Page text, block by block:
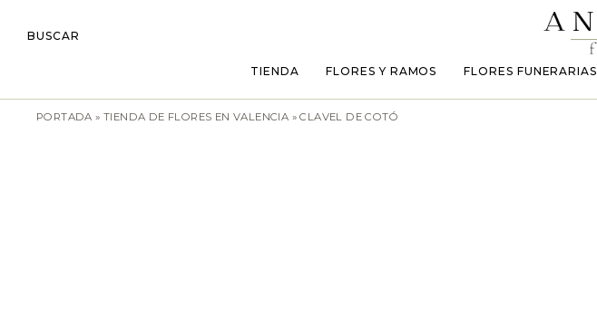
BUSCAR
TIENDA FLORES Y RAMOS FLORES FUNERARIAS
PORTADA »TIENDA DE FLORES EN VALENCIA »CLAVEL DE COTÓ